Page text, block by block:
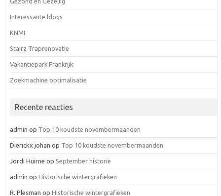
Interessante blogs
KNMI
Stairz Traprenovatie
Vakantiepark Frankrijk
Zoekmachine optimalisatie
Recente reacties
admin op Top 10 koudste novembermaanden
Dierickx johan op Top 10 koudste novembermaanden
Jordi Huirne op September historie
admin op Historische wintergrafieken
R. Plesman op Historische wintergrafieken